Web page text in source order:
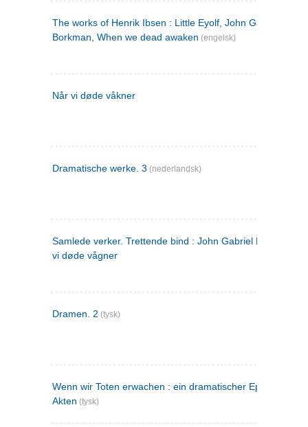
The works of Henrik Ibsen : Little Eyolf, John Gabriel
Borkman, When we dead awaken (engelsk)
Når vi døde våkner
Dramatische werke. 3 (nederlandsk)
Samlede verker. Trettende bind : John Gabriel Borkman ;
vi døde vågner
Dramen. 2 (tysk)
Wenn wir Toten erwachen : ein dramatischer Epilog in drei
Akten (tysk)